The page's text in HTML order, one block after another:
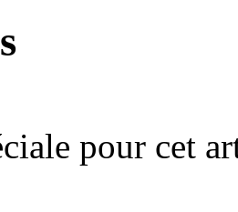
pour cet